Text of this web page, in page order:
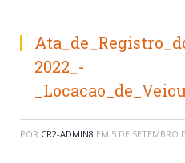
2022_-
POR CR2-ADMIN8 EM 5 DE SETEMBRO